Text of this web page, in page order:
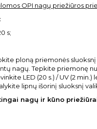
OPI nagų priežiūros
s;
ploną priemonės
nagų. Tepkite priemonę
LED (20 s.) / UV (2
lipnų išorinį sluoksnį
nagų ir kūno